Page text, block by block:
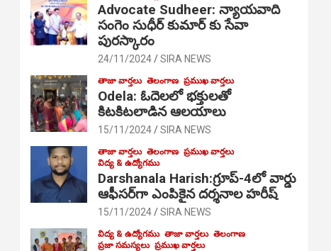
Advocate Sudheer: న్యాయవాది
సంగెం సుధీర్ కుమార్ కు సేవా
పురస్కారం
24/11/2024 SIRA NEWS
తాజా వార్తలు తెలంగాణ ప్రముఖ వార్తలు
Odela: ఓదెల‌లో భక్తులతో
కిటకిటలాడిన ఆల‌యాలు
15/11/2024 SIRA NEWS
తాజా వార్తలు తెలంగాణ ప్రముఖ వార్తలు
విద్య & ఉద్యోగము
Darshanala Harish:గ్రూప్-4లో వార్డు
ఆఫీసర్‌గా ఎంపికైన దర్శనాల హరీష్
15/11/2024 SIRA NEWS
విద్య & ఉద్యోగము తాజా వార్తలు తెలంగాణ
ప్రజా సమస్యలు ప్రముఖ వార్తలు